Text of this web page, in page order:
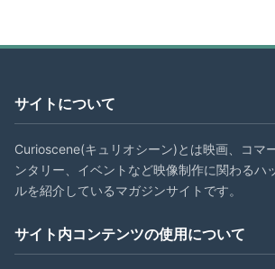
サイトについて
Curioscene(キュリオシーン)とは映画、コマ
ンタリー、イベントなど映像制作に関わるハ
ルを紹介しているマガジンサイトです。
サイト内コンテンツの使用について